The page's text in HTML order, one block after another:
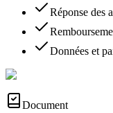
Réponse des
Données et
Document